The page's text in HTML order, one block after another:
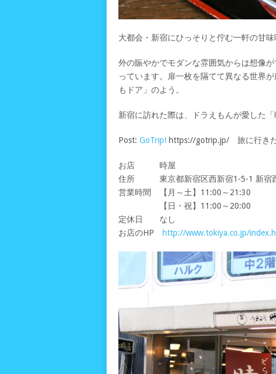
大都会・新宿にひっそりと佇む一軒の甘味
外の賑やかでモダンな雰囲気からは想像
っています。扉一枚を隔てて異なる世界
もドア」のよう。
新宿に訪れた際は、ドラえもんが愛した
Post: GoTrip! https://gotrip.jp/ 旅に行き
お店 時屋
住所 東京都新宿区西新宿1-5-1 新宿西
営業時間 【月～土】11:00～21:30
【日・祝】11:00～20:00
定休日 なし
お店のHP
http://www.tokiya.co.jp/